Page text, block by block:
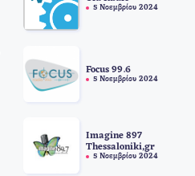
5 Νοεμβρίου 2024
Focus 99.6
5 Νοεμβρίου 2024
Imagine 897
Thessaloniki,gr
5 Νοεμβρίου 2024